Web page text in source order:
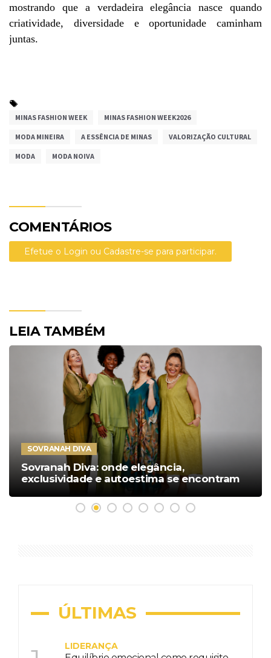
mostrando que a verdadeira elegância nasce quando
criatividade, diversidade e oportunidade caminham
juntas.
MINAS FASHION WEEK MINAS FASHION WEEK2026
MODA MINEIRA A ESSÊNCIA DE MINAS VALORIZAÇÃO CULTURAL
MODA MODA NOIVA
COMENTÁRIOS
Efetue o Login ou Cadastre-se para participar.
LEIA TAMBÉM
SOVRANAH DIVA
Sovranah Diva: onde elegância,
exclusividade e autoestima se encontram
ÚLTIMAS
LIDERANÇA